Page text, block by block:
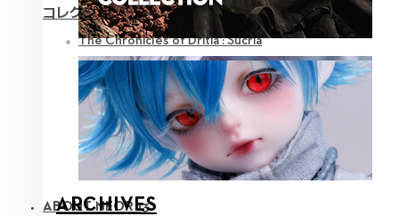
ARCHIVES
コレクション
The Chronicles of Dritia : Sucria
ABOUT NEOR 13